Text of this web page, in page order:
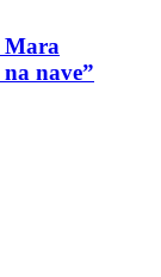
Mara
nave”